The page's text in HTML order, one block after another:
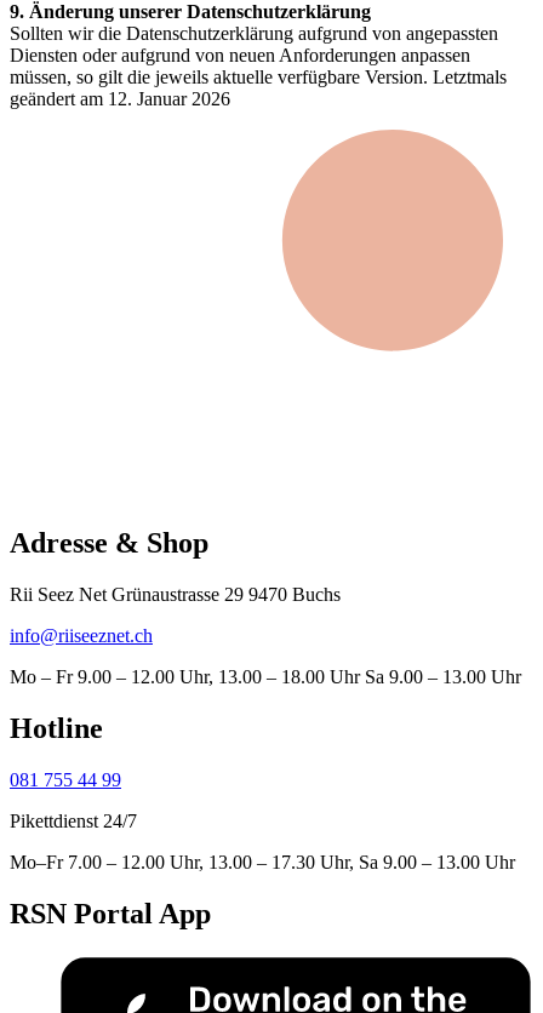
9. Änderung unserer Datenschutzerklärung
Sollten wir die Datenschutzerklärung aufgrund von angepassten
Diensten oder aufgrund von neuen Anforderungen anpassen
müssen, so gilt die jeweils aktuelle verfügbare Version. Letztmals
geändert am 12. Januar 2026
Adresse & Shop
Rii Seez Net Grünaustrasse 29 9470 Buchs
info@riiseeznet.ch
Mo – Fr 9.00 – 12.00 Uhr, 13.00 – 18.00 Uhr Sa 9.00 – 13.00 Uhr
Hotline
081 755 44 99
Pikettdienst 24/7
Mo–Fr 7.00 – 12.00 Uhr, 13.00 – 17.30 Uhr, Sa 9.00 – 13.00 Uhr
RSN Portal App